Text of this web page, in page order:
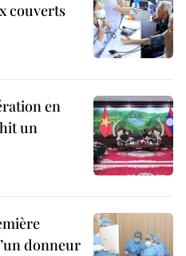
couverts
en
un
donneur